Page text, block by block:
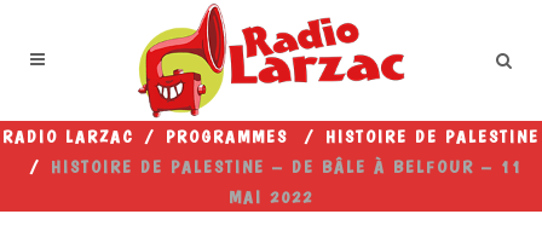
RADIO LARZAC / PROGRAMMES / HISTOIRE DE PALESTINE
/ HISTOIRE DE PALESTINE – DE BÂLE À BELFOUR – 11
MAI 2022